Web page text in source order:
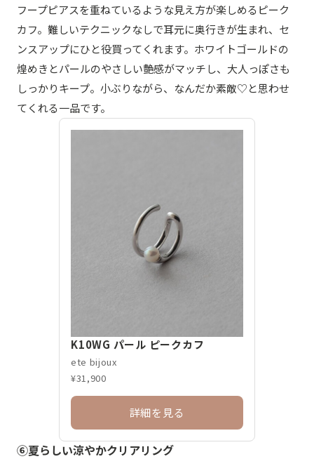
フープピアスを重ねているような見え方が楽しめるピーク
カフ。難しいテクニックなしで耳元に奥行きが生まれ、セ
ンスアップにひと役買ってくれます。ホワイトゴールドの
煌めきとパールのやさしい艶感がマッチし、大人っぽさも
しっかりキープ。小ぶりながら、なんだか素敵♡と思わせ
てくれる一品です。
K10WG パール ピークカフ
ete bijoux
¥31,900
詳細を見る
⑥夏らしい涼やかクリアリング